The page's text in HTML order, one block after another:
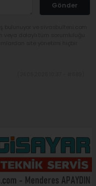
Gönder